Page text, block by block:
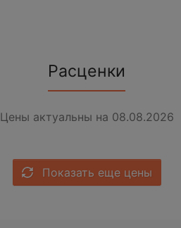
Расценки
Цены актуальны на 08.08.2026
Показать еще цены